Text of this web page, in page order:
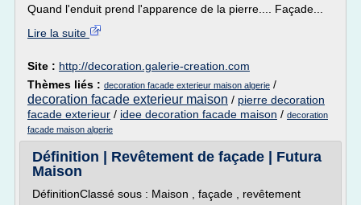
Quand l'enduit prend l'apparence de la pierre.... Façade...
Lire la suite
Site : http://decoration.galerie-creation.com
Thèmes liés : decoration facade exterieur maison algerie /
decoration facade exterieur maison / pierre decoration
facade exterieur / idee decoration facade maison / decoration
facade maison algerie
Définition | Revêtement de façade | Futura
Maison
DéfinitionClassé sous : Maison , façade , revêtement